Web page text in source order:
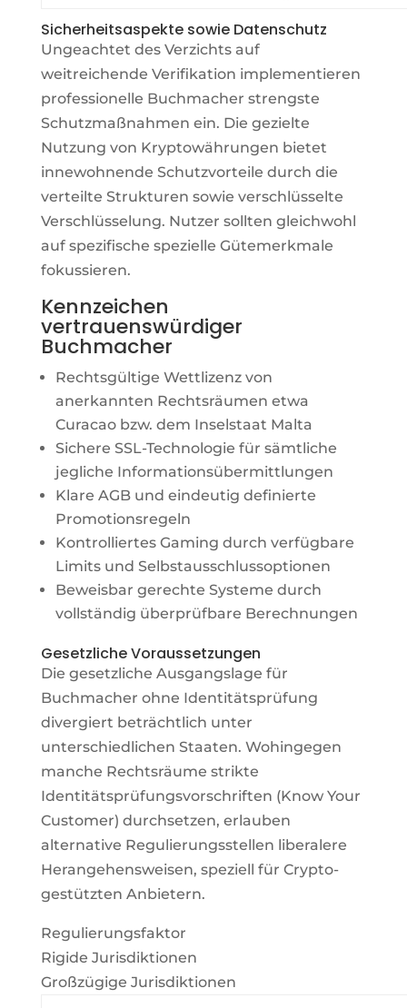
Sicherheitsaspekte sowie Datenschutz
Ungeachtet des Verzichts auf
weitreichende Verifikation implementieren
professionelle Buchmacher strengste
Schutzmaßnahmen ein. Die gezielte
Nutzung von Kryptowährungen bietet
innewohnende Schutzvorteile durch die
verteilte Strukturen sowie verschlüsselte
Verschlüsselung. Nutzer sollten gleichwohl
auf spezifische spezielle Gütemerkmale
fokussieren.
Kennzeichen
vertrauenswürdiger
Buchmacher
Rechtsgültige Wettlizenz von
anerkannten Rechtsräumen etwa
Curacao bzw. dem Inselstaat Malta
Sichere SSL-Technologie für sämtliche
jegliche Informationsübermittlungen
Klare AGB und eindeutig definierte
Promotionsregeln
Kontrolliertes Gaming durch verfügbare
Limits und Selbstausschlussoptionen
Beweisbar gerechte Systeme durch
vollständig überprüfbare Berechnungen
Gesetzliche Voraussetzungen
Die gesetzliche Ausgangslage für
Buchmacher ohne Identitätsprüfung
divergiert beträchtlich unter
unterschiedlichen Staaten. Wohingegen
manche Rechtsräume strikte
Identitätsprüfungsvorschriften (Know Your
Customer) durchsetzen, erlauben
alternative Regulierungsstellen liberalere
Herangehensweisen, speziell für Crypto-
gestützten Anbietern.
Regulierungsfaktor
Rigide Jurisdiktionen
Großzügige Jurisdiktionen